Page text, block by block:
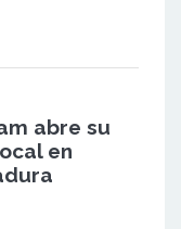
abre su
en